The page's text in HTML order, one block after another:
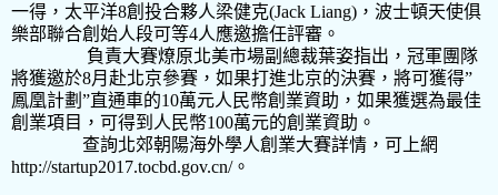
一得，太平洋8創投合夥人梁健克(Jack Liang) ，波士頓天使俱
樂部聯合創始人段可等4人應邀擔任評審。
負責大賽燎原北美市場副總裁葉姿指出，冠軍團隊
將獲邀於8月赴北京參賽，如果打進北京的決賽，將可獲得”
鳳凰計劃 ”直通車的10萬元人民幣創業資助，如果獲選為最佳
創業項目，可得到人民幣100萬元的創業資助。
查詢北郊朝陽海外學人創業大賽詳情，可上網
http://startup2017.tocbd.gov.cn/。